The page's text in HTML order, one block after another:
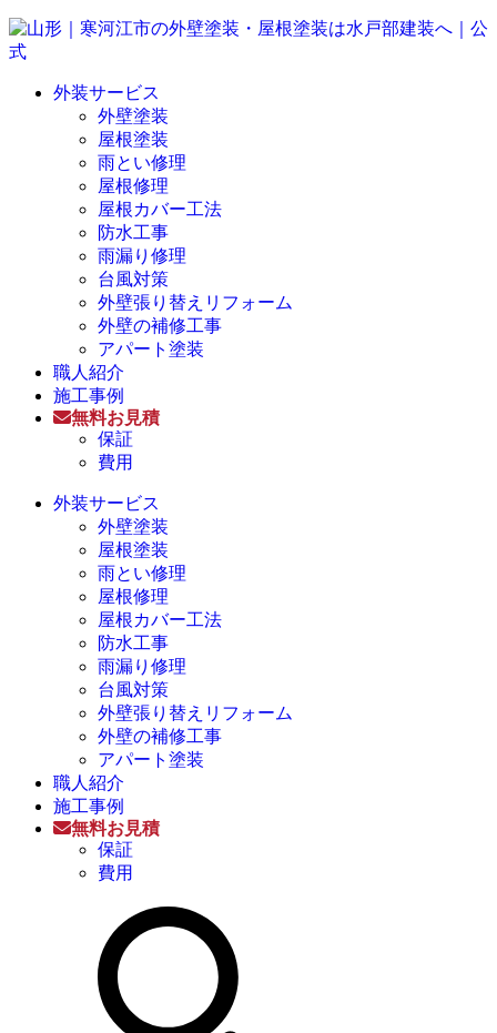
外装サービス
外壁塗装
屋根塗装
雨とい修理
屋根修理
屋根カバー工法
防水工事
雨漏り修理
台風対策
外壁張り替えリフォーム
外壁の補修工事
アパート塗装
職人紹介
施工事例
無料お見積
保証
費用
外装サービス
外壁塗装
屋根塗装
雨とい修理
屋根修理
屋根カバー工法
防水工事
雨漏り修理
台風対策
外壁張り替えリフォーム
外壁の補修工事
アパート塗装
職人紹介
施工事例
無料お見積
保証
費用